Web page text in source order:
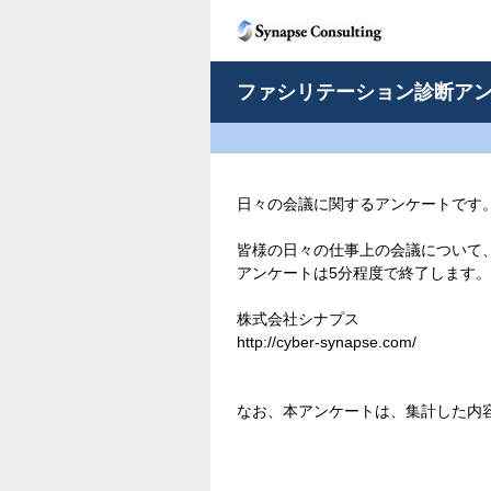
ファシリテーション診断ア
日々の会議に関するアンケートです
皆様の日々の仕事上の会議につい
アンケートは5分程度で終了します。
株式会社シナプス
http://cyber-synapse.com/
なお、本アンケートは、集計した